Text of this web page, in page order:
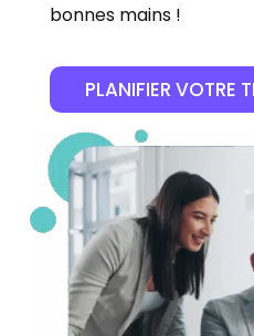
bonnes mains !
PLANIFIER VOTRE